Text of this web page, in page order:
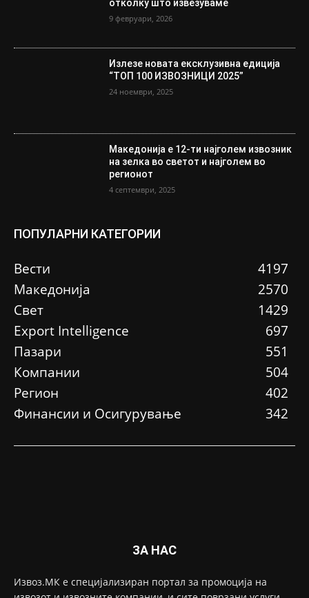
отколку што извезуваме
9 февруари, 2026
Излезе новата ексклузивна едиција
“ТОП 100 ИЗВОЗНИЦИ 2025”
24 ноември, 2025
Македонија е 12-ти најголем извозник
на зелка во светот и најголем во
регионот
4 септември, 2025
ПОПУЛАРНИ КАТЕГОРИИ
Вести
4197
Македонија
2570
Свет
1429
Еxport Intelligence
697
Пазари
551
Компании
504
Регион
402
Финансии и Осигурување
342
ЗА НАС
Извоз.МК е специјализиран портал за промоција на